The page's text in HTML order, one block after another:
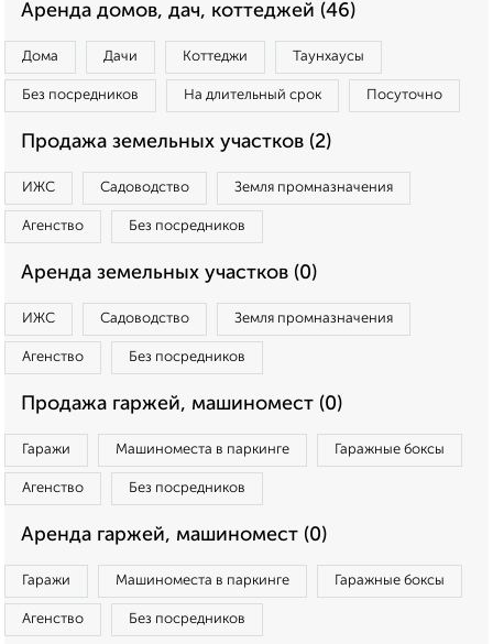
Аренда домов, дач, коттеджей (46)
Дома Дачи Коттеджи Таунхаусы
Без посредников На длительный срок Посуточно
Продажа земельных участков (2)
ИЖС Садоводство Земля промназначения
Агенство Без посредников
Аренда земельных участков (0)
ИЖС Садоводство Земля промназначения
Агенство Без посредников
Продажа гаржей, машиномест (0)
Гаражи Машиноместа в паркинге Гаражные боксы
Агенство Без посредников
Аренда гаржей, машиномест (0)
Гаражи Машиноместа в паркинге Гаражные боксы
Агенство Без посредников